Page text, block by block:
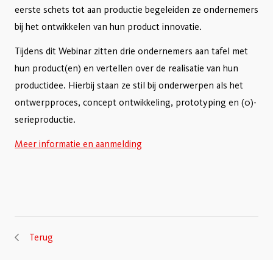
eerste schets tot aan productie begeleiden ze ondernemers
bij het ontwikkelen van hun product innovatie.
Tijdens dit Webinar zitten drie ondernemers aan tafel met
hun product(en) en vertellen over de realisatie van hun
productidee. Hierbij staan ze stil bij onderwerpen als het
ontwerpproces, concept ontwikkeling, prototyping en (0)-
serieproductie.
Meer informatie en aanmelding
Terug